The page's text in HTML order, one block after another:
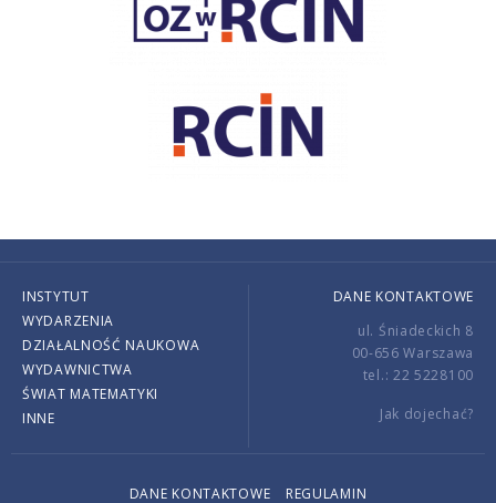
INSTYTUT
WYDARZENIA
DZIAŁALNOŚĆ NAUKOWA
WYDAWNICTWA
ŚWIAT MATEMATYKI
INNE
DANE KONTAKTOWE
ul. Śniadeckich 8
00-656 Warszawa
tel.: 22 5228100
Jak dojechać?
DANE KONTAKTOWE REGULAMIN